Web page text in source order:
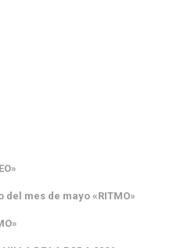
mes de mayo «RITMO»